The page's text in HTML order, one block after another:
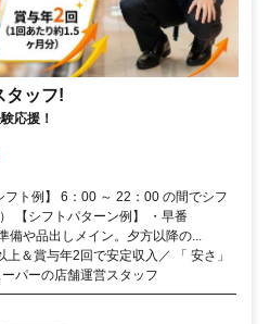
タッフ!
応援！
フト例】 6：00 ～ 22：00 の間でシフ
【シフトパターン例】 ・早番
備や品出しメイン。夕方以降の...
上＆賞与年2回で安定収入／ 「 安さ」
パーの店舗運営スタッフ